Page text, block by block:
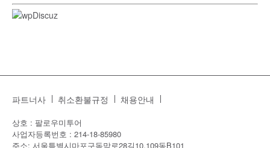
파트너사 취소환불규정 채용안내
상호 : 팔로우미투어
사업자등록번호 : 214-18-85980
주소: 서울특별시마포구독막로28길10,109동B101